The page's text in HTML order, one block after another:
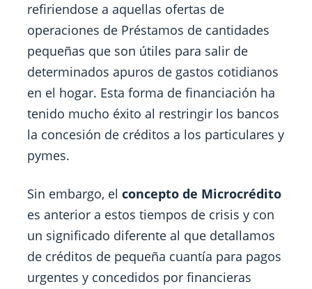
refiriendose a aquellas ofertas de
operaciones de Préstamos de cantidades
pequeñas que son útiles para salir de
determinados apuros de gastos cotidianos
en el hogar. Esta forma de financiación ha
tenido mucho éxito al restringir los bancos
la concesión de créditos a los particulares y
pymes.
Sin embargo, elconcepto de Microcrédito
es anterior a estos tiempos de crisis y con
un significado diferente al que detallamos
de créditos de pequeña cuantía para pagos
urgentes y concedidos por financieras